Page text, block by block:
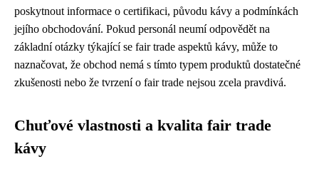
poskytnout informace o certifikaci, původu kávy a podmínkách
jejího obchodování. Pokud personál neumí odpovědět na
základní otázky týkající se fair trade aspektů kávy, může to
naznačovat, že obchod nemá s tímto typem produktů dostatečné
zkušenosti nebo že tvrzení o fair trade nejsou zcela pravdivá.
Chuťové vlastnosti a kvalita fair trade
kávy